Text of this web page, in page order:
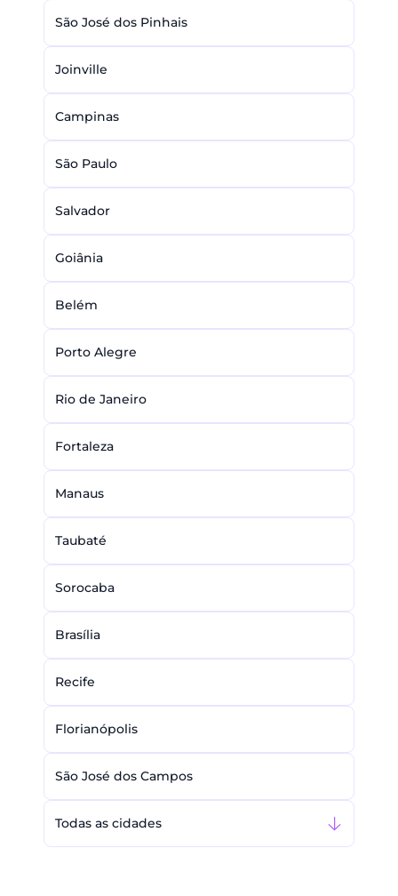
São José dos Pinhais
Joinville
Campinas
São Paulo
Salvador
Goiânia
Belém
Porto Alegre
Rio de Janeiro
Fortaleza
Manaus
Taubaté
Sorocaba
Brasília
Recife
Florianópolis
São José dos Campos
Todas as cidades